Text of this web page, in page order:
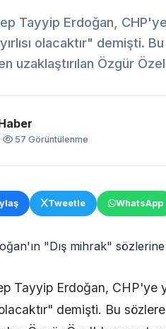
Tayyip Erdoğan,
olacaktır" demişti.
uzaklaştırılan Özgür
• 57 Görüntülenme
Tweetle WhatsApp
Tayyip Erdoğan,
demişti. Bu